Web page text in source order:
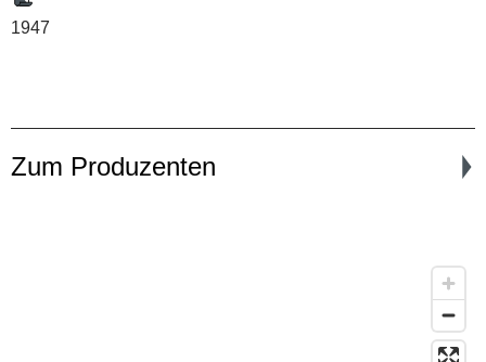
1947
Zum Produzenten